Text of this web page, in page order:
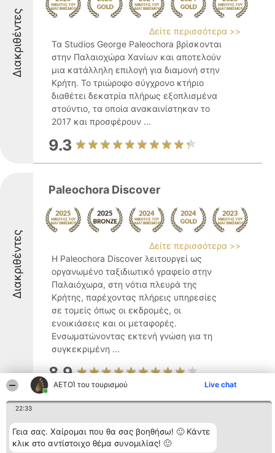
ΑΕΤΟΊ του τουρισμού Live chat
22:33
Γεια σας. Χαίρομαι που θα σας βοηθήσω! 🙂 Κάντε
κλικ στο αντίστοιχο θέμα συνομιλίας! 🙂
Διακριθέντες
Δείτε περισσότερα >>
Τα Studios George Paleochora βρίσκονται
στην Παλαιοχώρα Χανίων και αποτελούν
μια κατάλληλη επιλογή για διαμονή στην
Κρήτη. Το τριώροφο σύγχρονο κτήριο
διαθέτει δεκατρία πλήρως εξοπλισμένα
στούντιο, τα οποία ανακαινίστηκαν το
2017 και προσφέρουν ...
9.3
Διακριθέντες
Paleochora Discover
Δείτε περισσότερα >>
Η Paleochora Discover λειτουργεί ως
οργανωμένο ταξιδιωτικό γραφείο στην
Παλαιόχωρα, στη νότια πλευρά της
Κρήτης, παρέχοντας πλήρεις υπηρεσίες
σε τομείς όπως οι εκδρομές, οι
ενοικιάσεις και οι μεταφορές.
Ενσωματώνοντας εκτενή γνώση για τη
συγκεκριμένη ...
8.9